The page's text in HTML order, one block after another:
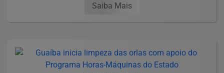
Saiba Mais